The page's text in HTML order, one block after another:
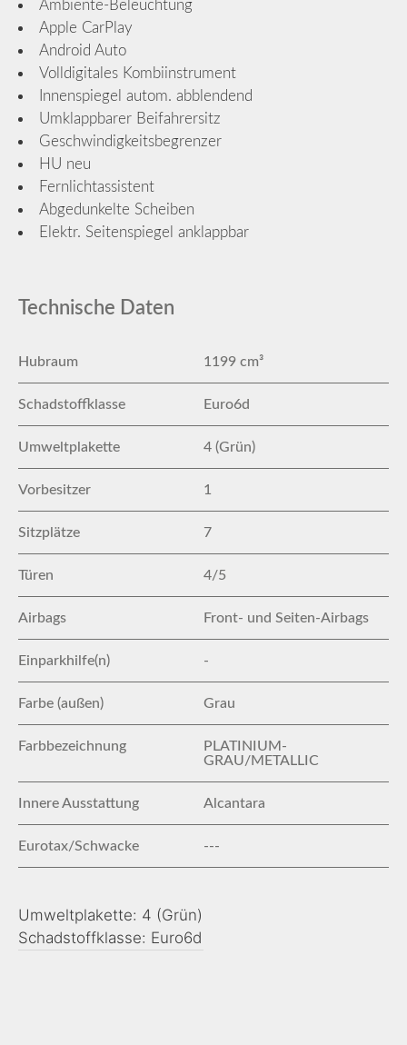
Ambiente-Beleuchtung
Apple CarPlay
Android Auto
Volldigitales Kombiinstrument
Innenspiegel autom. abblendend
Umklappbarer Beifahrersitz
Geschwindigkeitsbegrenzer
HU neu
Fernlichtassistent
Abgedunkelte Scheiben
Elektr. Seitenspiegel anklappbar
Technische Daten
Hubraum 1199 cm³
Schadstoffklasse Euro6d
Umweltplakette 4 (Grün)
Vorbesitzer 1
Sitzplätze 7
Türen 4/5
Airbags Front- und Seiten-Airbags
Einparkhilfe(n) -
Farbe (außen) Grau
Farbbezeichnung
PLATINIUM-
GRAU/METALLIC
Innere Ausstattung Alcantara
Eurotax/Schwacke ---
Umweltplakette: 4 (Grün)
Schadstoffklasse: Euro6d